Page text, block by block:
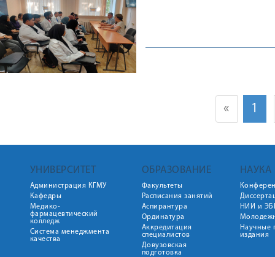
« 1
УНИВЕРСИТЕТ
Администрация КГМУ
Кафедры
Медико-
фармацевтический
колледж
Система менеджмента
качества
ОБРАЗОВАНИЕ
Факультеты
Расписания занятий
Аспирантура
Ординатура
Аккредитация
специалистов
Довузовская
подготовка
НАУКА
НИИ и
Научные
издания